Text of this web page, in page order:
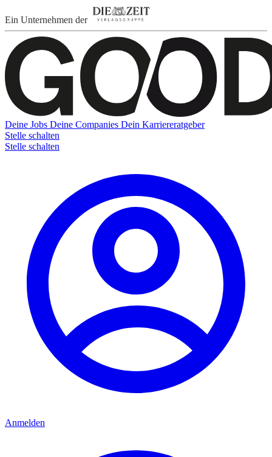
Ein Unternehmen der
Deine Jobs Deine Companies Dein Karriereratgeber
Stelle schalten
Stelle schalten
Anmelden